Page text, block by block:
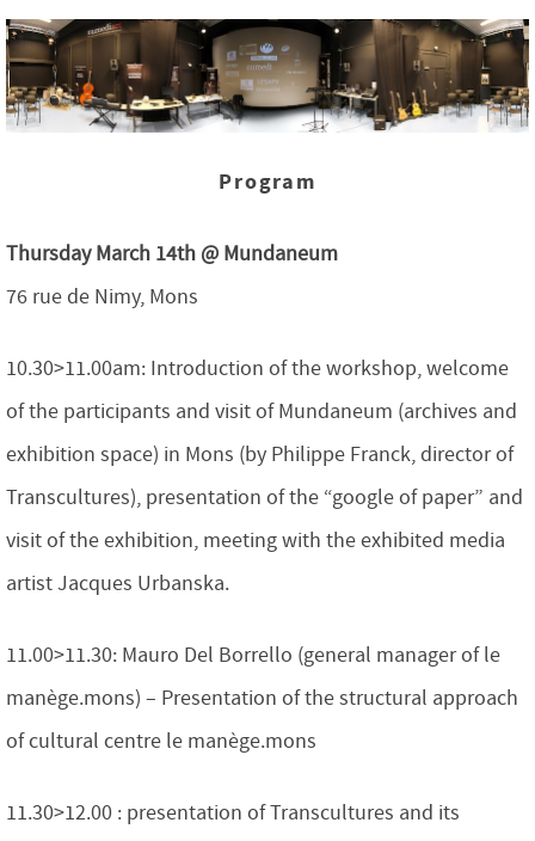
Program
Thursday March 14th @ Mundaneum
76 rue de Nimy, Mons
10.30>11.00am: Introduction of the workshop, welcome
of the participants and visit of Mundaneum (archives and
exhibition space) in Mons (by Philippe Franck, director of
Transcultures), presentation of the “google of paper” and
visit of the exhibition, meeting with the exhibited media
artist Jacques Urbanska.
11.00>11.30: Mauro Del Borrello (general manager of le
manège.mons) – Presentation of the structural approach
of cultural centre le manège.mons
11.30>12.00 : presentation of Transcultures and its